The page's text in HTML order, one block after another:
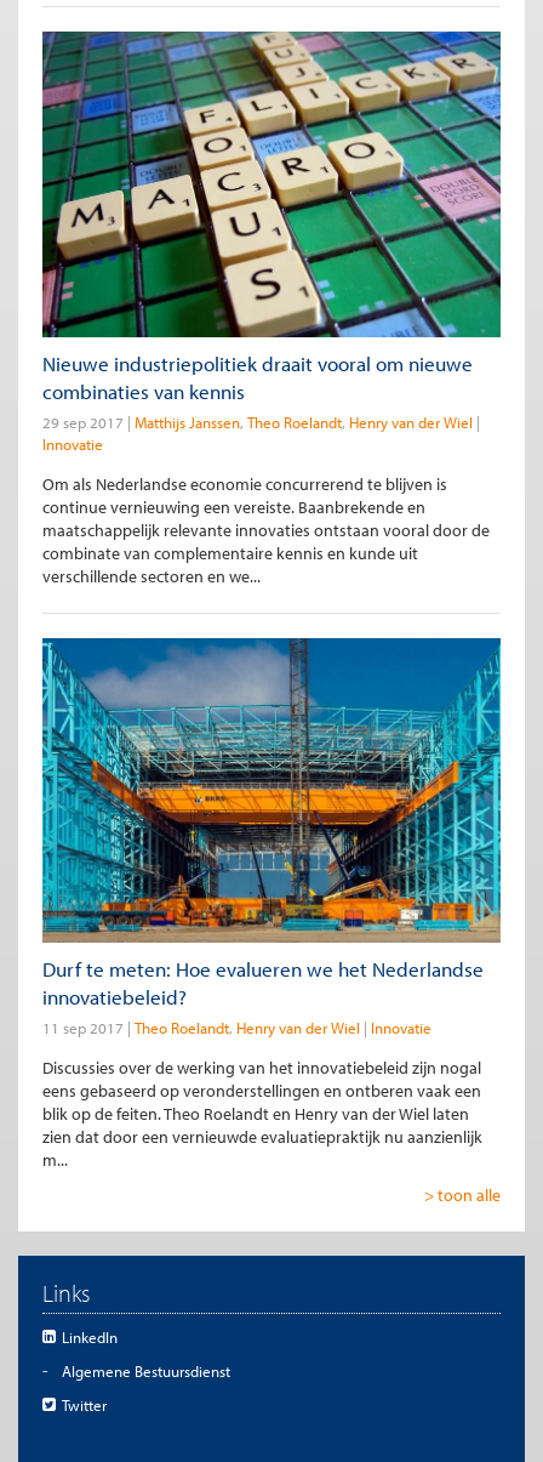
Nieuwe industriepolitiek draait vooral om nieuwe
combinaties van kennis
29 sep 2017 Matthijs Janssen Theo Roelandt Henry van der Wiel
Innovatie
Om als Nederlandse economie concurrerend te blijven is
continue vernieuwing een vereiste. Baanbrekende en
maatschappelijk relevante innovaties ontstaan vooral door de
combinate van complementaire kennis en kunde uit
verschillende sectoren en we...
Durf te meten: Hoe evalueren we het Nederlandse
innovatiebeleid?
11 sep 2017 Theo Roelandt Henry van der Wiel Innovatie
Discussies over de werking van het innovatiebeleid zijn nogal
eens gebaseerd op veronderstellingen en ontberen vaak een
blik op de feiten. Theo Roelandt en Henry van der Wiel laten
zien dat door een vernieuwde evaluatiepraktijk nu aanzienlijk
m...
> toon alle
Links
LinkedIn
Algemene Bestuursdienst
Twitter